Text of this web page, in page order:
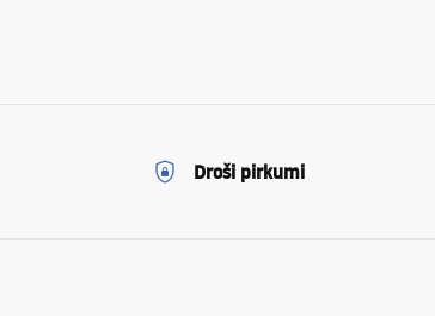
Droši pirkumi